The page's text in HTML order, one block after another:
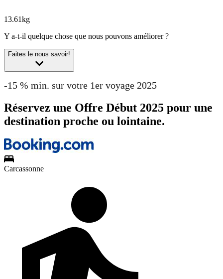
13.61kg
Y a-t-il quelque chose que nous pouvons améliorer ?
Faites le nous savoir!
-15 % min. sur votre 1er voyage 2025
Réservez une Offre Début 2025 pour une
destination proche ou lointaine.
Carcassonne